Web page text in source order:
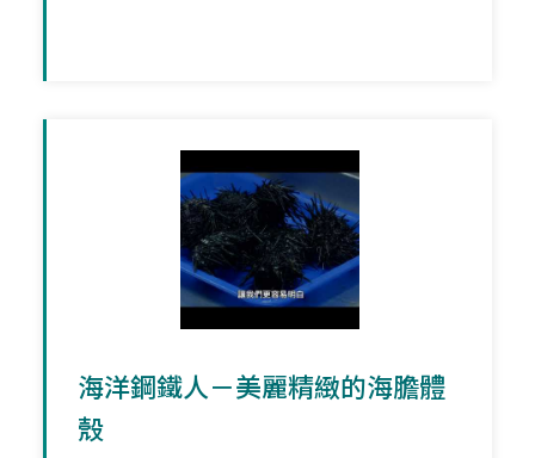
海洋鋼鐵人－美麗精緻的海膽體
殼